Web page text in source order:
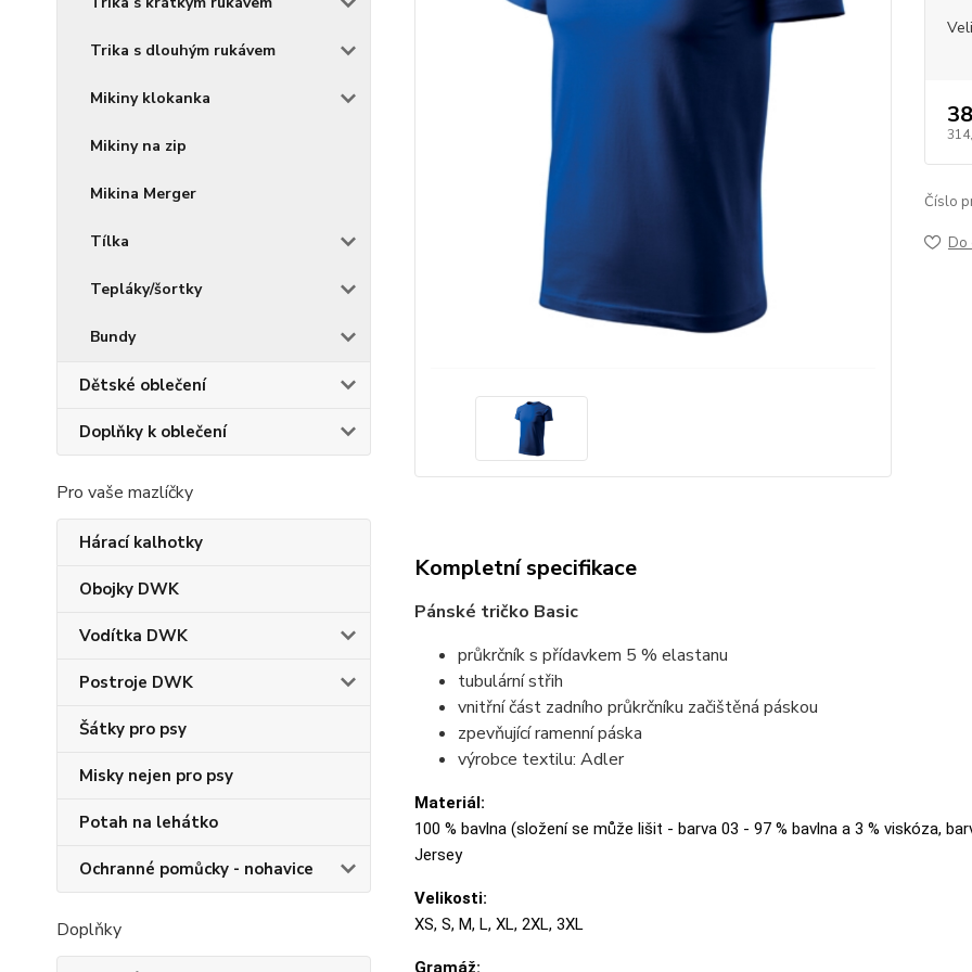
Trika s dlouhým rukávem
Mikiny klokanka
Mikiny na zip
Mikina Merger
Tílka
Tepláky/šortky
Bundy
Dětské oblečení
Doplňky k oblečení
Pro vaše mazlíčky
Hárací kalhotky
Obojky DWK
Vodítka DWK
Postroje DWK
Šátky pro psy
Misky nejen pro psy
Potah na lehátko
Ochranné pomůcky - nohavice
Doplňky
Číslo
Do
Kompletní specifikace
Pánské tričko Basic
průkrčník s přídavkem 5 % elastanu
tubulární střih
vnitřní část zadního průkrčníku začištěná páskou
zpevňující ramenní páska
výrobce textilu: Adler
Materiál:
100 % bavlna (složení se může lišit - barva 03 - 97 % bavlna a 3 % viskóza,
Jersey
Velikosti:
XS, S, M, L, XL, 2XL, 3XL
Gramáž: